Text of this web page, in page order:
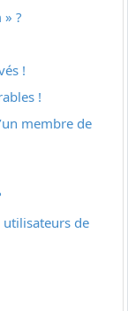
» ?
!
!
membre de
de